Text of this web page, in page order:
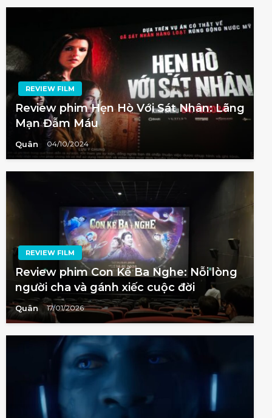
REVIEW FILM
Review phim Hẹn Hò Với Sát Nhân: Lãng
Mạn Đẫm Máu
Quân 04/10/2024
REVIEW FILM
Review phim Con Kể Ba Nghe: Nỗi lòng
người cha và gánh xiếc cuộc đời
Quân 17/01/2026